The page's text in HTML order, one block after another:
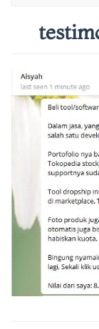
irawan
23/02/2021